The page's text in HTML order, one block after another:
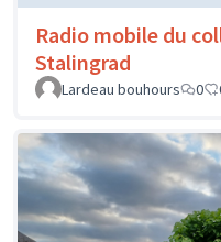
Radio mobile du
Stalingrad
Lardeau bouhours
0